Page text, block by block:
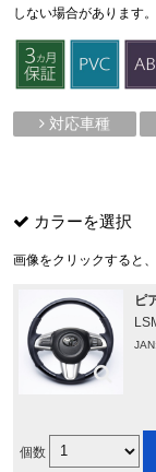
しない場合があります。
対応車種
カラーを選択
画像をクリックすると
ピ
JAN:
個数